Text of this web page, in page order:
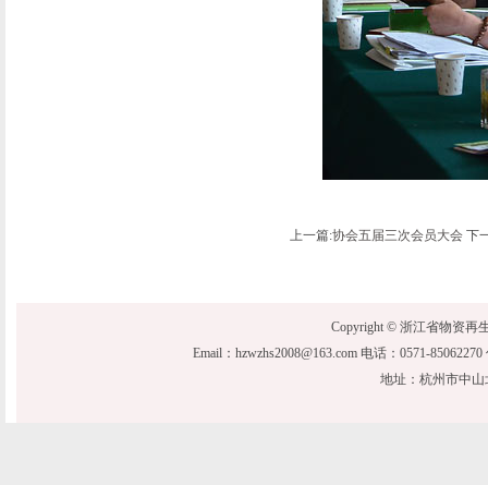
上一篇:协会五届三次会员大会 下
Copyright © 浙江省物资再
Email：hzwzhs2008@163.com 电话：0571-
地址：杭州市中山